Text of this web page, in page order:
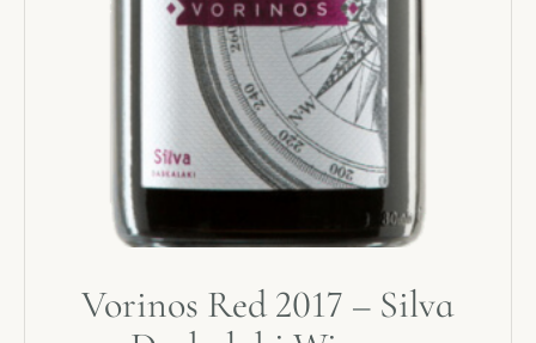
Vorinos Red 2017 – Silva